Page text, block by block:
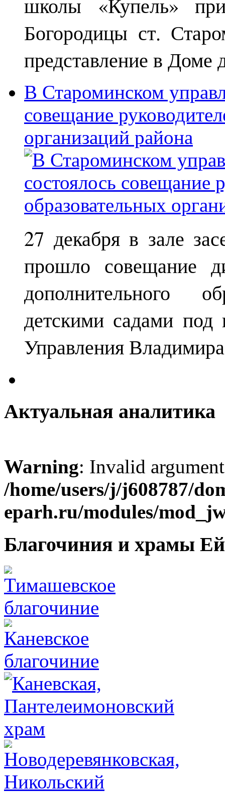
Богородицы ст.
представление в Доме
В Староминском
совещание
организаций района
27 декабря в зале
прошло совещание
дополнительного
детскими садами под
Управления
Актуальная аналитика
Warning: Invalid
/home/users/j/j608787/
eparh.ru/modules/
Благочиния и храмы